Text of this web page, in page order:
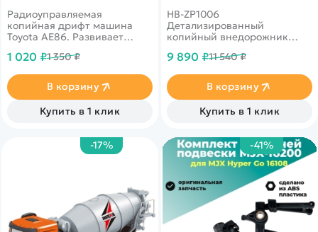
Радиоуправляемая
копийная дрифт машина
Toyota AE86. Развивает
комплекте присутствуют
Светодиодные фары.
Ёмкость аккумулятора 500
1 020 ₽1 350 ₽
В корзину
Купить в 1 клик
HB-ZP1006
Детализированный
копийный внедорожник
любителей оригинальных
полный привод 4WD и
светодиодные фары.
Тяговитый коллекторный
электромотор позволит без
бездорожье, а на прямой
дороге развивать неплохую
скорость.
9 890 ₽11 540 ₽
В корзину
Купить в 1 клик
-17% -41%